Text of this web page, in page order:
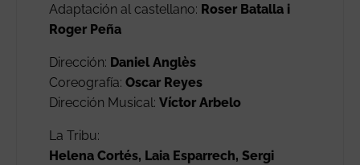
Adaptación al castellano: Roser Batalla i
Roger Peña
Dirección: Daniel Anglès
Coreografía: Oscar Reyes
Dirección Musical: Víctor Arbelo
La Tribu:
Helena Cortés, Laia Esparrech, Sergi